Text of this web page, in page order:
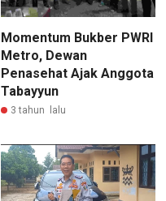
Momentum Bukber PWRI
Metro, Dewan
Penasehat Ajak Anggota
Tabayyun
3 tahun lalu